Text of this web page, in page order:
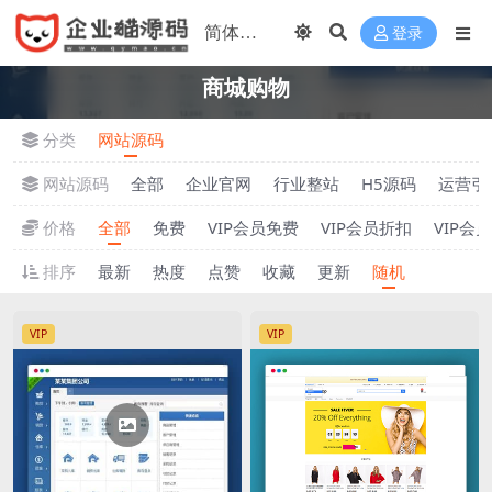
登录
商城购物
分类
网站源码
网站源码
全部 企业官网 行业整站 H5源码
运营引
价格
全部 免费 VIP会员免费 VIP会员折扣
VIP会
排序
最新 热度 点赞 收藏 更新 随机
VIP VIP